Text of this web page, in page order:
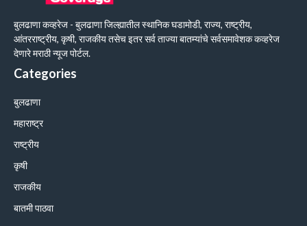
बुलढाणा कव्हरेज - बुलढाणा जिल्ह्यातील स्थानिक घडामोडी, राज्य, राष्ट्रीय,
आंतरराष्ट्रीय, कृषी, राजकीय तसेच इतर सर्व ताज्या बातम्यांचे सर्वसमावेशक कव्हरेज
देणारे मराठी न्यूज पोर्टल.
Categories
बुलढाणा
महाराष्ट्र
राष्ट्रीय
कृषी
राजकीय
बातमी पाठवा